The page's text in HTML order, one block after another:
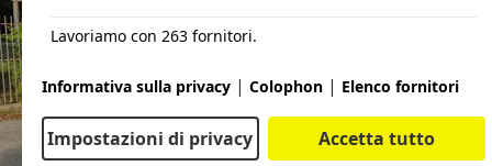
Lavoriamo con 263 fornitori.
Informativa sulla privacy | Colophon | Elenco fornitori
Impostazioni di privacy Accetta tutto